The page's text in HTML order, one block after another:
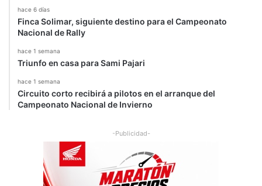
hace 6 días
Finca Solimar, siguiente destino para el Campeonato
Nacional de Rally
hace 1 semana
Triunfo en casa para Sami Pajari
hace 1 semana
Circuito corto recibirá a pilotos en el arranque del
Campeonato Nacional de Invierno
-Publicidad-